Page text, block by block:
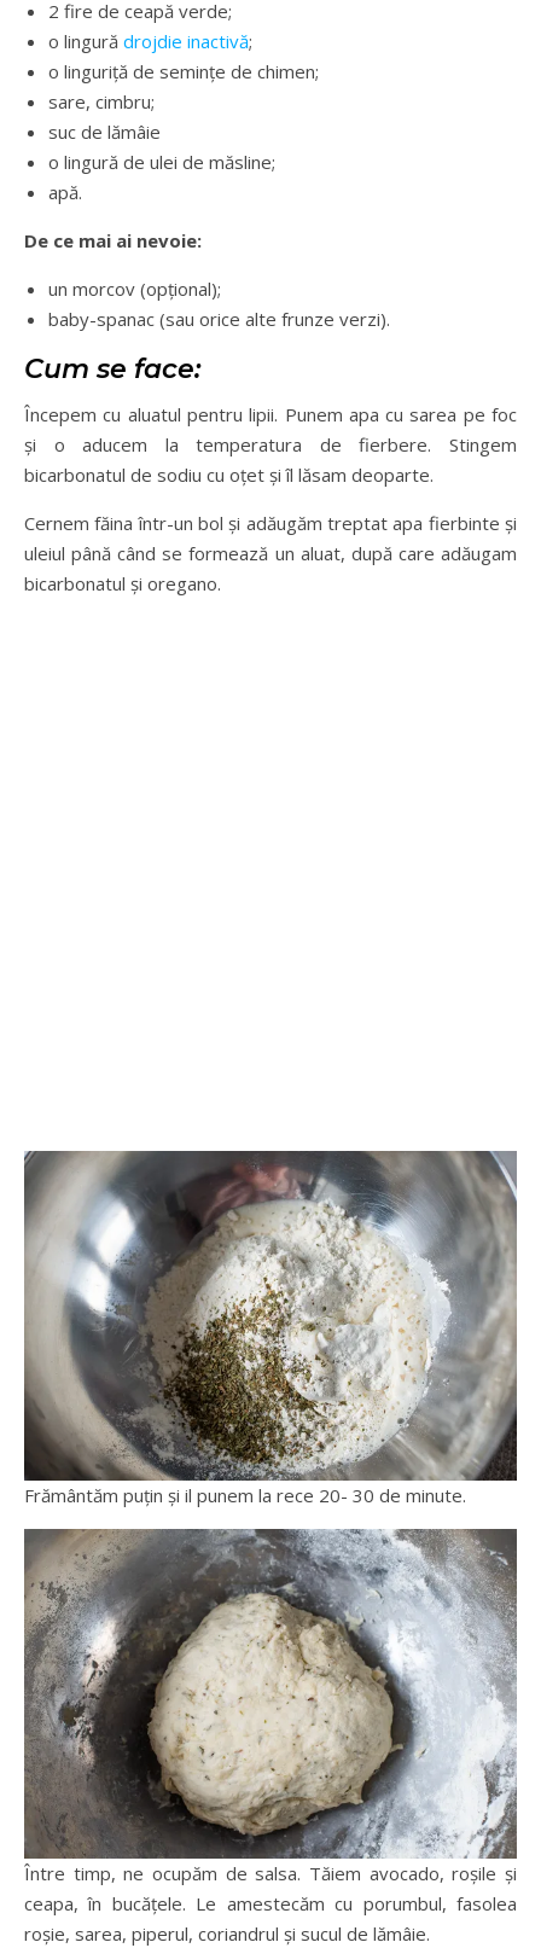
2 fire de ceapă verde;
o lingură drojdie inactivă;
o linguriță de semințe de chimen;
sare, cimbru;
suc de lămâie
o lingură de ulei de măsline;
apă.
De ce mai ai nevoie:
un morcov (opțional);
baby-spanac (sau orice alte frunze verzi).
Cum se face:
Începem cu aluatul pentru lipii. Punem apa cu sarea pe foc
și o aducem la temperatura de fierbere. Stingem
bicarbonatul de sodiu cu oțet și îl lăsam deoparte.
Cernem făina într-un bol și adăugăm treptat apa fierbinte și
uleiul până când se formează un aluat, după care adăugam
bicarbonatul și oregano.
Frământăm puțin și il punem la rece 20- 30 de minute.
Între timp, ne ocupăm de salsa. Tăiem avocado, roșile și
ceapa, în bucățele. Le amestecăm cu porumbul, fasolea
roșie, sarea, piperul, coriandrul și sucul de lămâie.